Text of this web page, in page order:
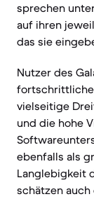
sprechen
auf ihren
das sie
Nutzer des
vielseitige
und die hohe
ebenfalls als
Langlebigkeit
schätzen auch